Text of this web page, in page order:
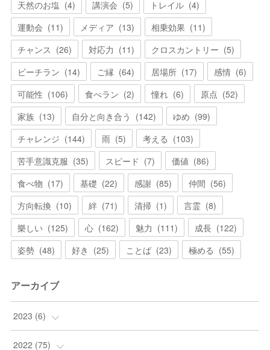
天然のお塩 (4) 講演会 (5) トレイル (4)
運動会 (11) メディア (13) 相乗効果 (11)
チャンス (26) 対応力 (11) クロスカントリー (5)
ビーチラン (14) ご縁 (64) 居場所 (17) 感情 (6)
可能性 (106) 食べラン (2) 憧れ (6) 原点 (52)
家族 (13) 自分と向き合う (142) ゆめ (99)
チャレンジ (144) 雨 (5) 考える (103)
苦手意識克服 (35) スピード (7) 価値 (86)
食べ物 (17) 基礎 (22) 感謝 (85) 仲間 (56)
方向転換 (10) 絆 (71) 清掃 (1) 言霊 (8)
樂しい (125) 心 (162) 魅力 (111) 成長 (122)
姿勢 (48) 好き (25) ことば (23) 極める (55)
アーカイブ
2023 (6)
(6)
2022 (75)